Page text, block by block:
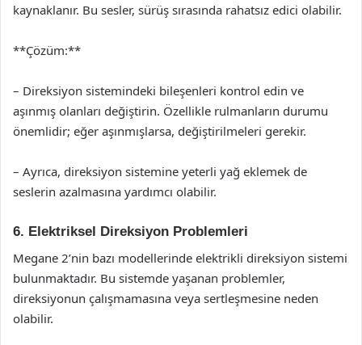
kaynaklanır. Bu sesler, sürüş sırasında rahatsız edici olabilir.
**Çözüm:**
– Direksiyon sistemindeki bileşenleri kontrol edin ve
aşınmış olanları değiştirin. Özellikle rulmanların durumu
önemlidir; eğer aşınmışlarsa, değiştirilmeleri gerekir.
– Ayrıca, direksiyon sistemine yeterli yağ eklemek de
seslerin azalmasına yardımcı olabilir.
6. Elektriksel Direksiyon Problemleri
Megane 2’nin bazı modellerinde elektrikli direksiyon sistemi
bulunmaktadır. Bu sistemde yaşanan problemler,
direksiyonun çalışmamasına veya sertleşmesine neden
olabilir.